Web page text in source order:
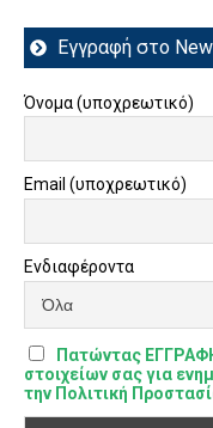
Εγγραφή στο
Όνομα (υποχρεωτικό)
Email (υποχρεωτικό)
Ενδιαφέροντα
Πατώντας
στοιχείων σας για
την Πολιτική